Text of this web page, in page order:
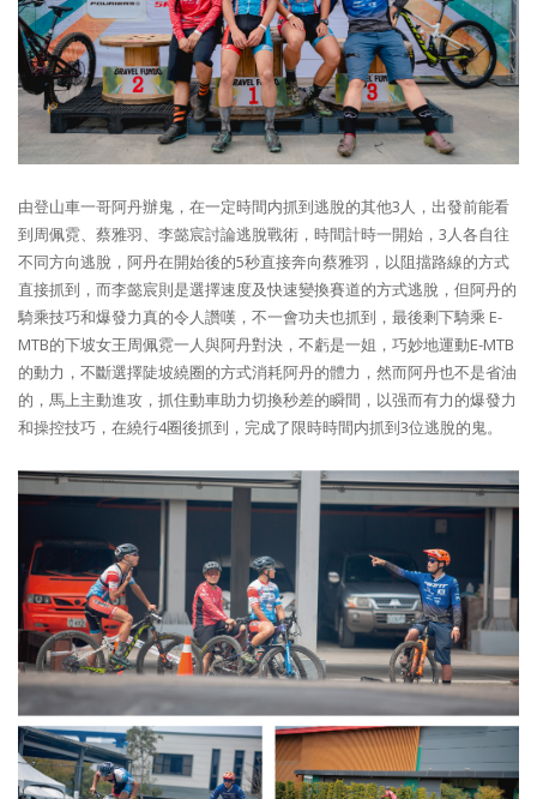
由登山車一哥阿丹辦鬼，在一定時間内抓到逃脫的其他3人，出發前能看
到周佩霓、蔡雅羽、李懿宸討論逃脫戰術，時間計時一開始，3人各自往
不同方向逃脫，阿丹在開始後的5秒直接奔向蔡雅羽，以阻擋路線的方式
直接抓到，而李懿宸則是選擇速度及快速變換賽道的方式逃脫，但阿丹的
騎乘技巧和爆發力真的令人讚嘆，不一會功夫也抓到，最後剩下騎乘 E-
MTB的下坡女王周佩霓一人與阿丹對決，不虧是一姐，巧妙地運動E-MTB
的動力，不斷選擇陡坡繞圈的方式消耗阿丹的體力，然而阿丹也不是省油
的，馬上主動進攻，抓住動車助力切換秒差的瞬間，以强而有力的爆發力
和操控技巧，在繞行4圈後抓到，完成了限時時間内抓到3位逃脫的鬼。